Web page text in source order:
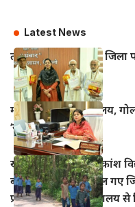
Latest News
तीन वरिष्ठ पत्रकारों को
महुआ के विद्युत कार्यालय,
‘सोलर मेला–2026’
खानपुर प्रखंड के अधिकांश
बच्चों का निवाला निगल गए
प्रधानाध्यापक भी विद्यालय